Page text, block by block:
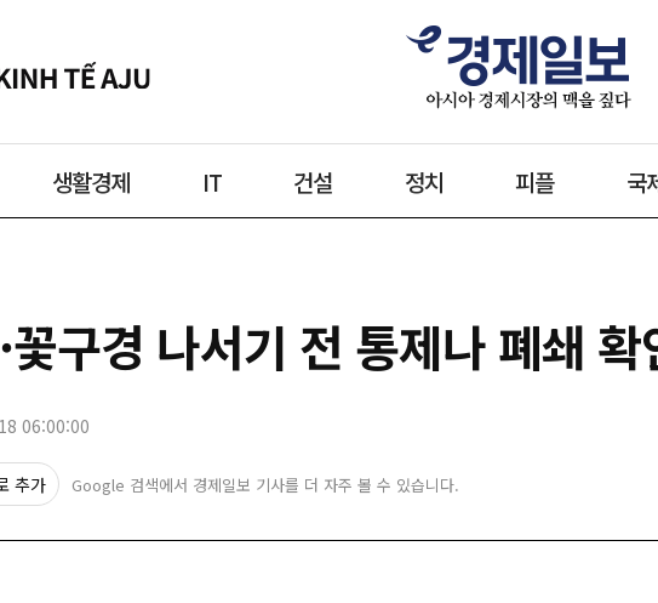
생활경제 IT 건설 정치 피플 국
꽃구경 나서기 전 통제나 폐쇄
06:00:00
추가 Google 검색에서 경제일보 기사를 더 자주 볼 수 있습니다.